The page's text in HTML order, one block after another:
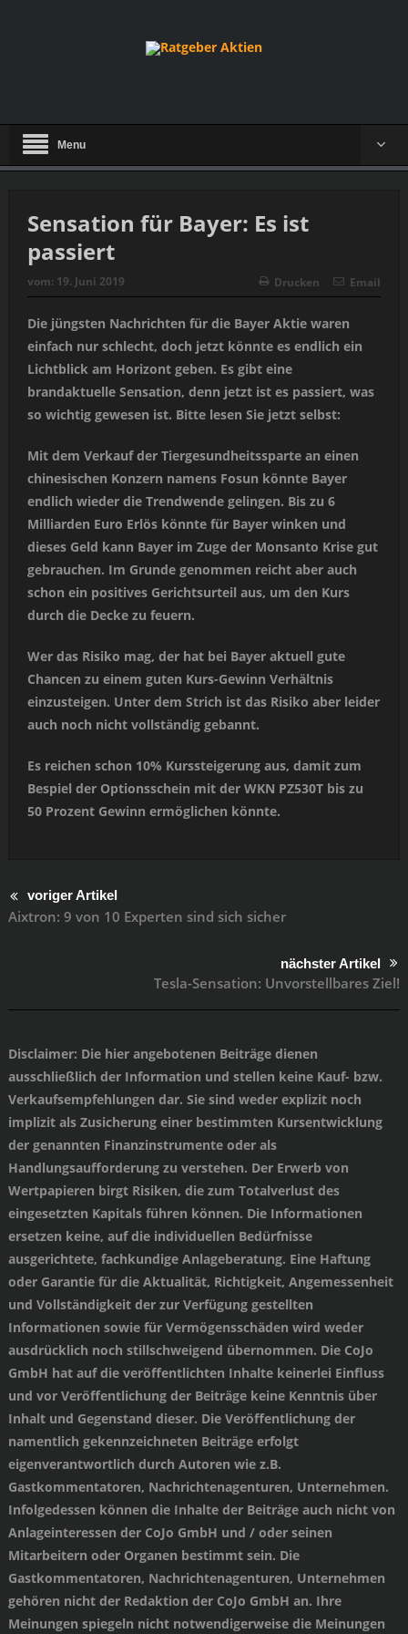
Menu
Sensation für Bayer: Es ist
passiert
vom: 19. Juni 2019 Drucken Email
Die jüngsten Nachrichten für die Bayer Aktie waren
einfach nur schlecht, doch jetzt könnte es endlich ein
Lichtblick am Horizont geben. Es gibt eine
brandaktuelle Sensation, denn jetzt ist es passiert, was
so wichtig gewesen ist. Bitte lesen Sie jetzt selbst:
Mit dem Verkauf der Tiergesundheitssparte an einen
chinesischen Konzern namens Fosun könnte Bayer
endlich wieder die Trendwende gelingen. Bis zu 6
Milliarden Euro Erlös könnte für Bayer winken und
dieses Geld kann Bayer im Zuge der Monsanto Krise gut
gebrauchen. Im Grunde genommen reicht aber auch
schon ein positives Gerichtsurteil aus, um den Kurs
durch die Decke zu feuern.
Wer das Risiko mag, der hat bei Bayer aktuell gute
Chancen zu einem guten Kurs-Gewinn Verhältnis
einzusteigen. Unter dem Strich ist das Risiko aber leider
auch noch nicht vollständig gebannt.
Es reichen schon 10% Kurssteigerung aus, damit zum
Bespiel der Optionsschein mit der WKN PZ530T bis zu
50 Prozent Gewinn ermöglichen könnte.
voriger Artikel
Aixtron: 9 von 10 Experten sind sich sicher
nächster Artikel
Tesla-Sensation: Unvorstellbares Ziel!
Disclaimer: Die hier angebotenen Beiträge dienen
ausschließlich der Information und stellen keine Kauf- bzw.
Verkaufsempfehlungen dar. Sie sind weder explizit noch
implizit als Zusicherung einer bestimmten Kursentwicklung
der genannten Finanzinstrumente oder als
Handlungsaufforderung zu verstehen. Der Erwerb von
Wertpapieren birgt Risiken, die zum Totalverlust des
eingesetzten Kapitals führen können. Die Informationen
ersetzen keine, auf die individuellen Bedürfnisse
ausgerichtete, fachkundige Anlageberatung. Eine Haftung
oder Garantie für die Aktualität, Richtigkeit, Angemessenheit
und Vollständigkeit der zur Verfügung gestellten
Informationen sowie für Vermögensschäden wird weder
ausdrücklich noch stillschweigend übernommen. Die CoJo
GmbH hat auf die veröffentlichten Inhalte keinerlei Einfluss
und vor Veröffentlichung der Beiträge keine Kenntnis über
Inhalt und Gegenstand dieser. Die Veröffentlichung der
namentlich gekennzeichneten Beiträge erfolgt
eigenverantwortlich durch Autoren wie z.B.
Gastkommentatoren, Nachrichtenagenturen, Unternehmen.
Infolgedessen können die Inhalte der Beiträge auch nicht von
Anlageinteressen der CoJo GmbH und / oder seinen
Mitarbeitern oder Organen bestimmt sein. Die
Gastkommentatoren, Nachrichtenagenturen, Unternehmen
gehören nicht der Redaktion der CoJo GmbH an. Ihre
Meinungen spiegeln nicht notwendigerweise die Meinungen